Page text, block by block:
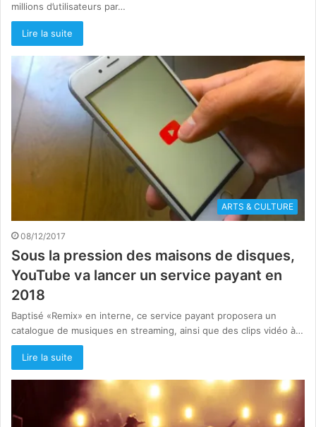
millions d’utilisateurs par…
Lire la suite
ARTS & CULTURE
08/12/2017
Sous la pression des maisons de disques,
YouTube va lancer un service payant en
2018
Baptisé «Remix» en interne, ce service payant proposera un
catalogue de musiques en streaming, ainsi que des clips vidéo à…
Lire la suite